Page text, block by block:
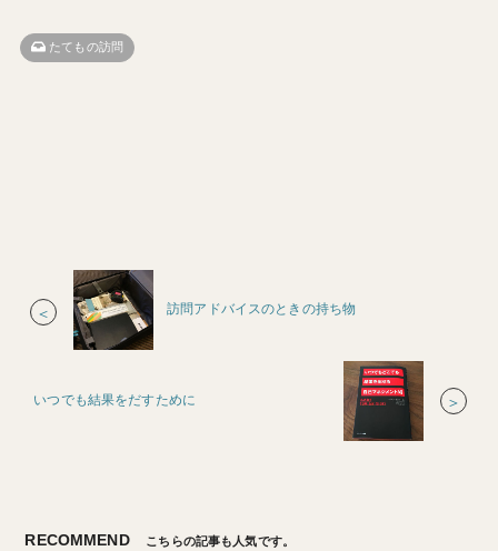
たてもの訪問
＜ 訪問アドバイスのときの持ち物
いつでも結果をだすために ＞
RECOMMEND こちらの記事も人気です。